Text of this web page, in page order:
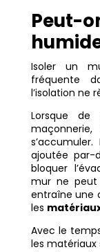
Peut-
Isoler un
fréquente
l’isolation ne
Lorsque de
ajoutée par-
bloquer
mur ne peut
entraîne une
les
Avec le
les matériaux